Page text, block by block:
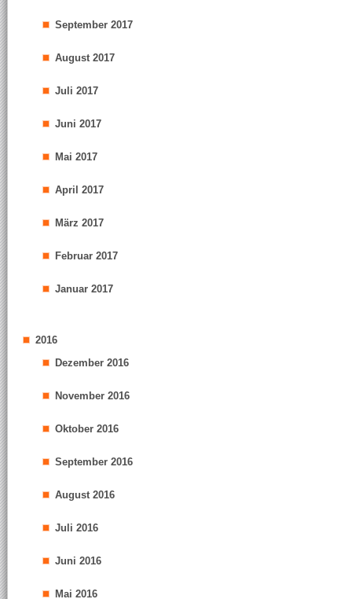
September 2017
August 2017
Juli 2017
Juni 2017
Mai 2017
April 2017
März 2017
Februar 2017
Januar 2017
2016
Dezember 2016
November 2016
Oktober 2016
September 2016
August 2016
Juli 2016
Juni 2016
Mai 2016